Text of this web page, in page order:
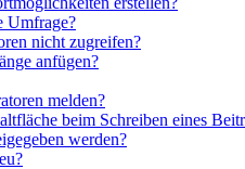
Umfrage?
nicht zugreifen?
anfügen?
melden?
beim Schreiben eines
werden?